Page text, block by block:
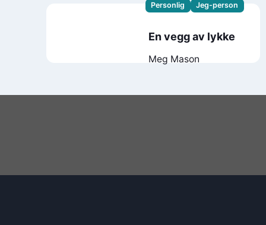
Personlig
Jeg-person
En vegg av lykke
Meg Mason